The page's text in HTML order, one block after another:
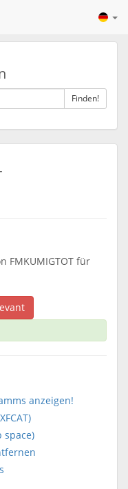
Finden!
FMKUMIGTOT für
anzeigen!
space)